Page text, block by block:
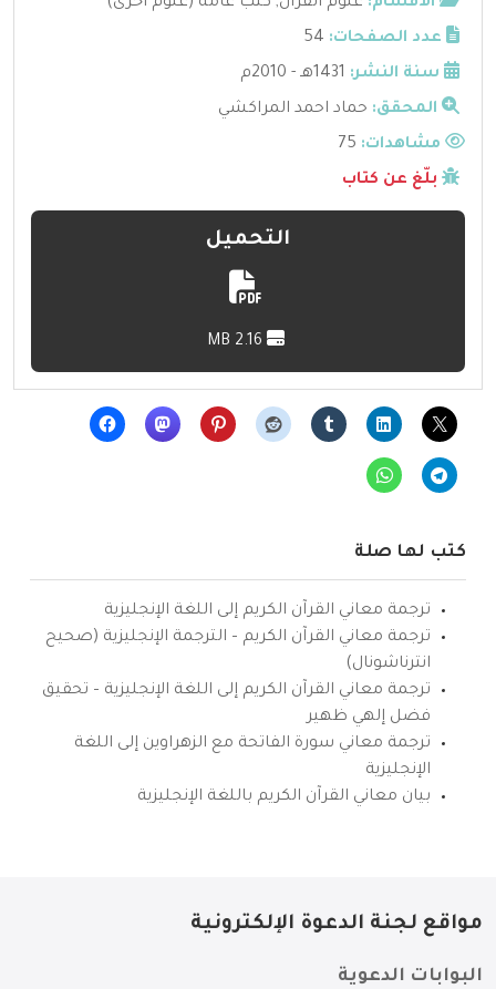
عدد الصفحات: 54
سنة النشر: 1431هـ - 2010م
المحقق: حماد احمد المراكشي
مشاهدات:
بلّغ عن كتاب
التحميل
كتب لها صلة
ترجمة معاني القرآن الكريم إلى اللغة الإنجليزية
ترجمة معاني القرآن الكريم – الترجمة الإنجليزية (صحيح
انترناشونال)
ترجمة معاني القرآن الكريم إلى اللغة الإنجليزية – تحقيق
فضل إلهي ظهير
ترجمة معاني سورة الفاتحة مع الزهراوين إلى اللغة
الإنجليزية
بيان معاني القرآن الكريم باللغة الإنجليزية
مواقع لجنة الدعوة الإلكترونية
البوابات الدعوية